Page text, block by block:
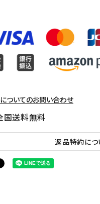
ついてのお問い合わせ
国送料無料
返品特約につ